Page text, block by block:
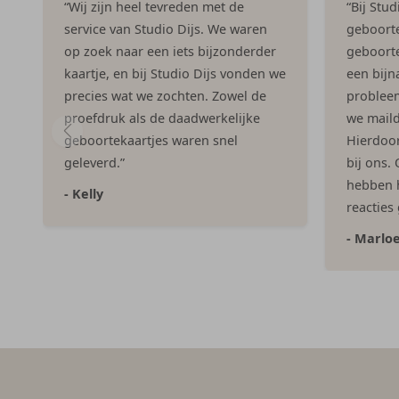
“Wij zijn heel tevreden met de
service van Studio Dijs. We waren
op zoek naar een iets bijzonderder
kaartje, en bij Studio Dijs vonden we
precies wat we zochten. Zowel de
proefdruk als de daadwerkelijke
geboortekaartjes waren snel
geleverd.”
- Kelly
“Bij
een
we
bij ons.
hebben
reacties
-